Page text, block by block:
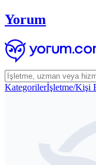
Yorum
Kategorilerİşletme/Kişi